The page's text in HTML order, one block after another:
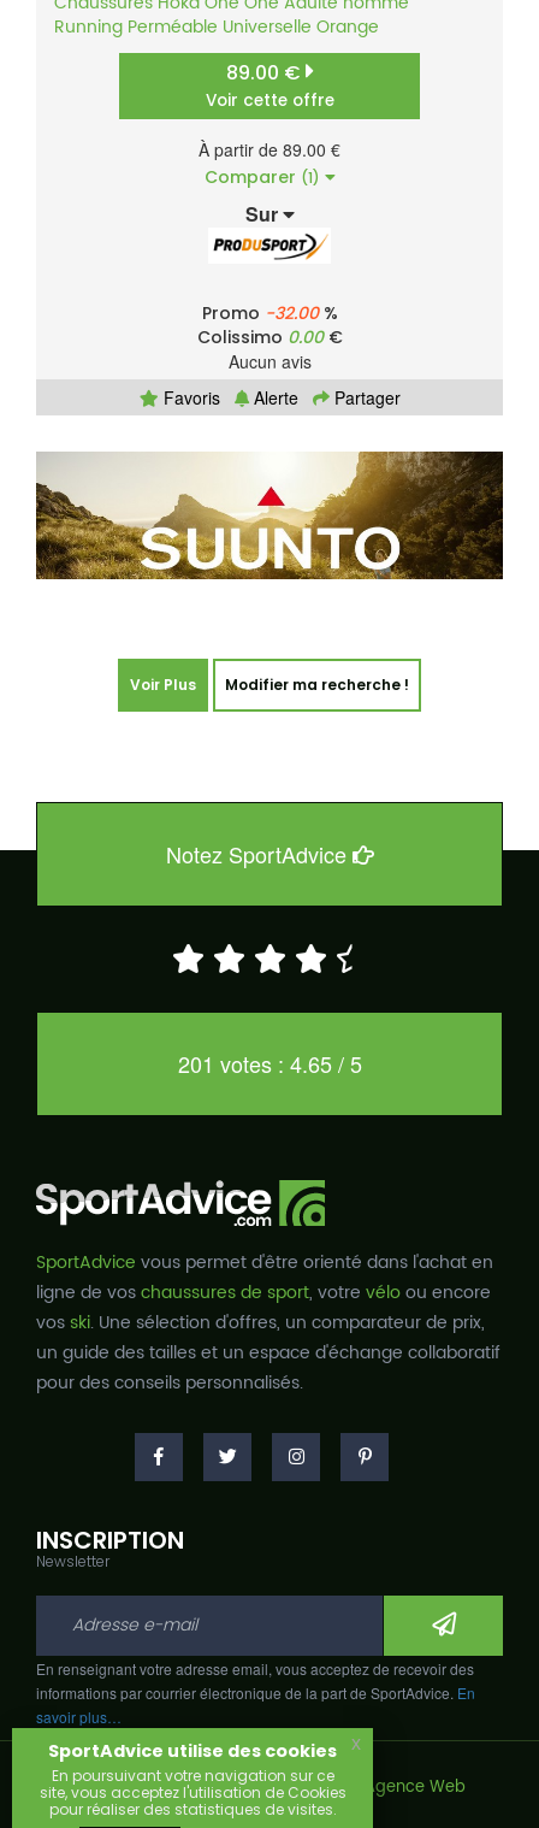
Running Perméable Universelle Orange
89.00 €
Voir cette offre
À partir de 89.00 €
Comparer (1)
Sur
Promo -32.00%
Colissimo 0.00€
Aucun avis
Favoris
Alerte Partager
Voir Plus Modifier ma recherche !
Notez SportAdvice
201 votes : 4.65 / 5
SportAdvice vous permet d'être orienté dans l'achat en
ligne de voschaussures de sport, votre véloou encore
vosski. Une sélection d'offres, un comparateur de prix,
un guide des tailles et un espace d'échange collaboratif
pour des conseils personnalisés.
INSCRIPTION
Newsletter
En renseignant votre adresse email, vous acceptez de recevoir des
informations par courrier électronique de la part de SportAdvice. En
savoir plus…
Copyright © 2026, Développé avec par
Agence Web
Narobaz.
SportAdvice utilise des cookies
En poursuivant votre navigation sur ce
site, vous acceptez l'utilisation de Cookies
pour réaliser des statistiques de visites.
x